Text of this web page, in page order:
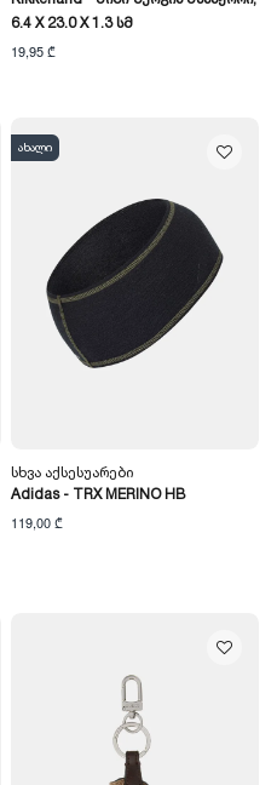
6.4 X 23.0 X 1.3 Სმ
19,95 ₾
ახალი
Სხვა Აქსესუარები
Adidas - TRX MERINO HB
119,00 ₾